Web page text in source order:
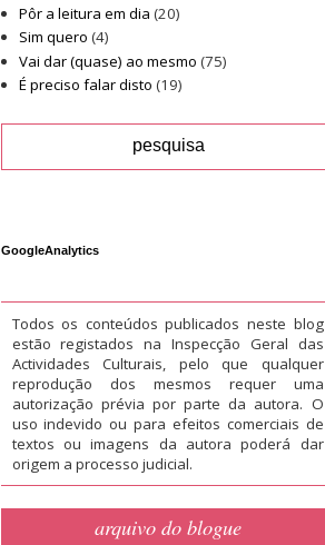
Pôr a leitura em dia (20)
Sim quero (4)
Vai dar (quase) ao mesmo (75)
É preciso falar disto (19)
GoogleAnalytics
Todos os conteúdos publicados neste blog
estão registados na Inspecção Geral das
Actividades Culturais, pelo que qualquer
reprodução dos mesmos requer uma
autorização prévia por parte da autora. O
uso indevido ou para efeitos comerciais de
textos ou imagens da autora poderá dar
origem a processo judicial.
arquivo do blogue